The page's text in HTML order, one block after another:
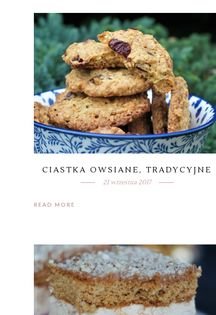
CIASTKA OWSIANE, TRADYCYJNE
21 września 2017
READ MORE